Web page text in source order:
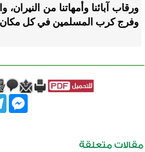
ورقاب آبائنا وأمهاتنا من
وفرج كرب المسلمين في كل مكان